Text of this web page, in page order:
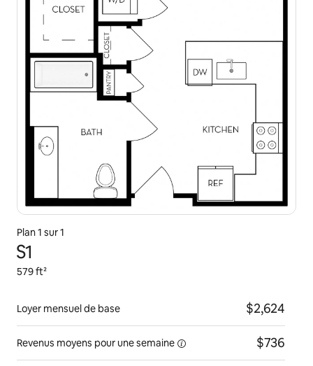
Plan 1 sur 1
S1
579 ft²
Loyer mensuel de base $2,624
Revenus moyens pour unesemaine $736